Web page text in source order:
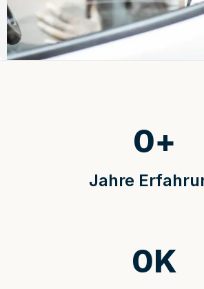
Jahre
0+
0K